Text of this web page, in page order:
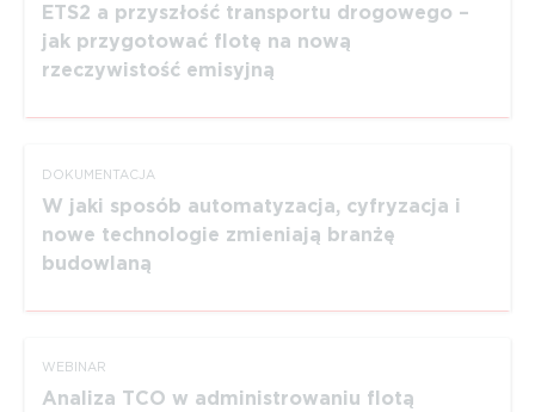
ETS2 a przyszłość transportu drogowego –
jak przygotować flotę na nową
rzeczywistość emisyjną
DOKUMEN­TACJA
W jaki sposób automa­ty­zacja, cyfryzacja i
nowe technologie zmieniają branżę
budowlaną
WEBINAR
Analiza TCO w administrowaniu flotą